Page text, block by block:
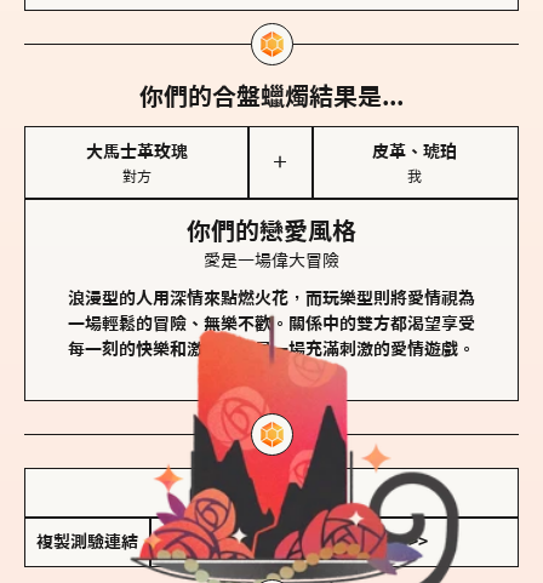
你們的合盤蠟燭結果是...
大馬士革玫瑰
對方
＋
皮革、琥珀
我
你們的戀愛風格
愛是一場偉大冒險
浪漫型的人用深情來點燃火花，而玩樂型則將愛情視為
一場輕鬆的冒險、無樂不歡。關係中的雙方都渴望享受
每一刻的快樂和激動，像是一場充滿刺激的愛情遊戲。
儲存我的結果圖
複製測驗連結 查看香氛類型全解析 >>>